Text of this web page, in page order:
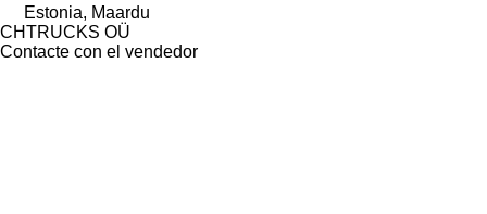
Estonia, Maardu
CHTRUCKS OÜ
Contacte con el vendedor